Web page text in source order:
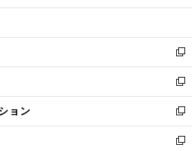
開
ウ
開
く
ン
ウ
で
開
く
ウ
ン
ド
ウ
で
開
く
新
し
い
ウ
ィ
ン
ド
新
し
い
ウ
ィ
ョン
新
し
い
新